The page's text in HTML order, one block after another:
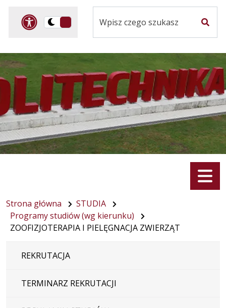
Panel dostosowania
Przelącz
kontrastowa
Menu
Strona główna
STUDIA
Programy studiów (wg kierunku)
ZOOFIZJOTERAPIA I PIELĘGNACJA ZWIERZĄT
REKRUTACJA
TERMINARZ REKRUTACJI